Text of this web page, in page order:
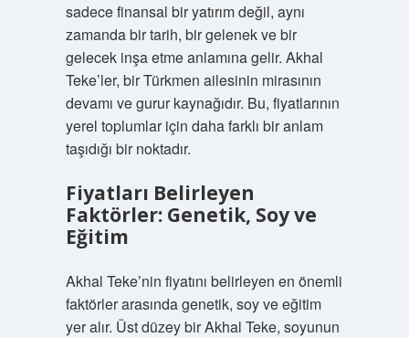
sadece finansal bir yatırım değil, aynı
zamanda bir tarih, bir gelenek ve bir
gelecek inşa etme anlamına gelir. Akhal
Teke’ler, bir Türkmen ailesinin mirasının
devamı ve gurur kaynağıdır. Bu, fiyatlarının
yerel toplumlar için daha farklı bir anlam
taşıdığı bir noktadır.
Fiyatları Belirleyen
Faktörler: Genetik, Soy ve
Eğitim
Akhal Teke’nin fiyatını belirleyen en önemli
faktörler arasında genetik, soy ve eğitim
yer alır. Üst düzey bir Akhal Teke, soyunun